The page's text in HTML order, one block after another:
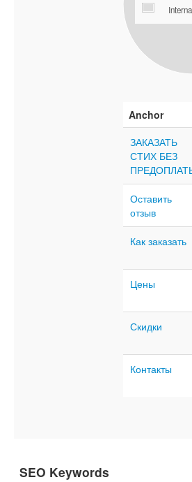
Anchor
ЗАКАЗАТЬ
СТИХ БЕЗ
Оставить
отзыв
Как заказать
Цены
Скидки
Контакты
SEO Keywords